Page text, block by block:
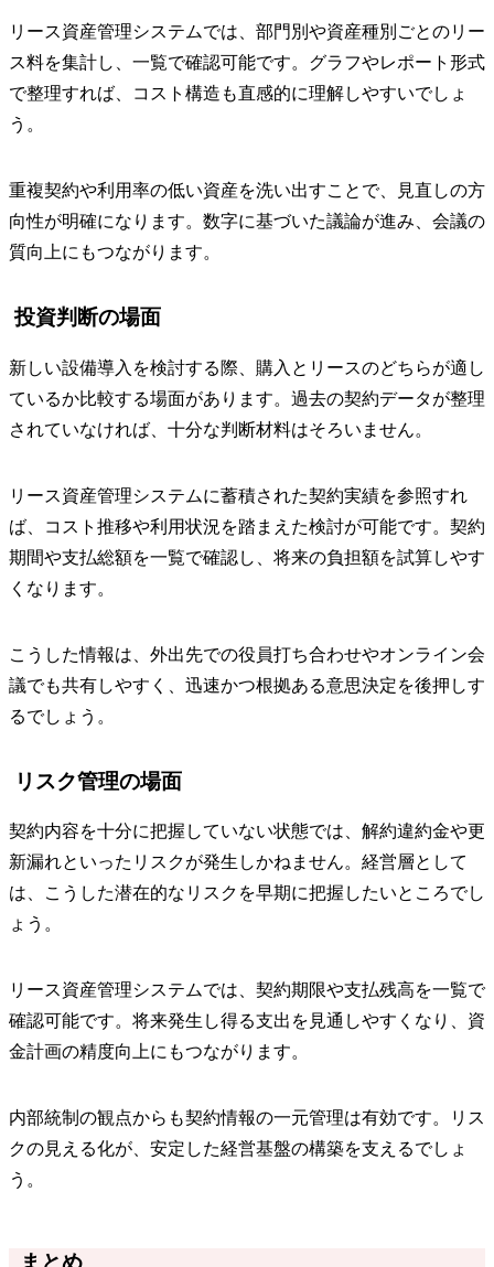
リース資産管理システムでは、部門別や資産種別ごとのリー
ス料を集計し、一覧で確認可能です。グラフやレポート形式
で整理すれば、コスト構造も直感的に理解しやすいでしょ
う。
重複契約や利用率の低い資産を洗い出すことで、見直しの方
向性が明確になります。数字に基づいた議論が進み、会議の
質向上にもつながります。
投資判断の場面
新しい設備導入を検討する際、購入とリースのどちらが適し
ているか比較する場面があります。過去の契約データが整理
されていなければ、十分な判断材料はそろいません。
リース資産管理システムに蓄積された契約実績を参照すれ
ば、コスト推移や利用状況を踏まえた検討が可能です。契約
期間や支払総額を一覧で確認し、将来の負担額を試算しやす
くなります。
こうした情報は、外出先での役員打ち合わせやオンライン会
議でも共有しやすく、迅速かつ根拠ある意思決定を後押しす
るでしょう。
リスク管理の場面
契約内容を十分に把握していない状態では、解約違約金や更
新漏れといったリスクが発生しかねません。経営層として
は、こうした潜在的なリスクを早期に把握したいところでし
ょう。
リース資産管理システムでは、契約期限や支払残高を一覧で
確認可能です。将来発生し得る支出を見通しやすくなり、資
金計画の精度向上にもつながります。
内部統制の観点からも契約情報の一元管理は有効です。リス
クの見える化が、安定した経営基盤の構築を支えるでしょ
う。